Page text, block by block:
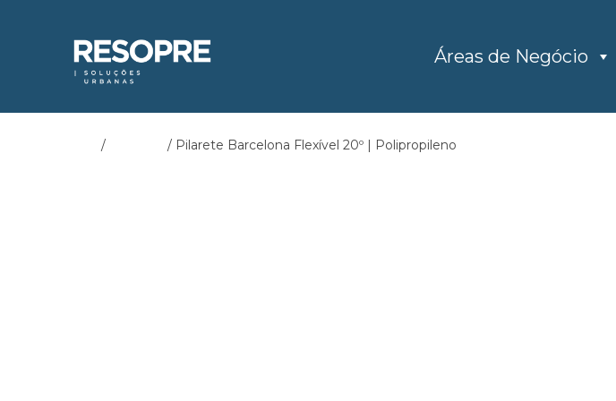
Áreas de Negócio
/ / Pilarete Barcelona Flexível 20º | Polipropileno